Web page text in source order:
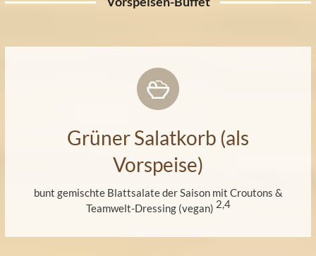
Grüner Salatkorb (als
Vorspeise)
bunt gemischte Blattsalate der Saison mit Croutons &
Teamwelt-Dressing (vegan) 2,4